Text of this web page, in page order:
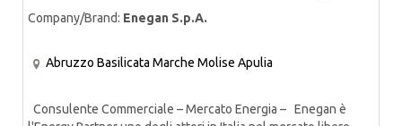
Company/Brand: Enegan S.p.A.
Abruzzo Basilicata Marche Molise Apulia
Consulente Commerciale – Mercato Energia – Enegan è